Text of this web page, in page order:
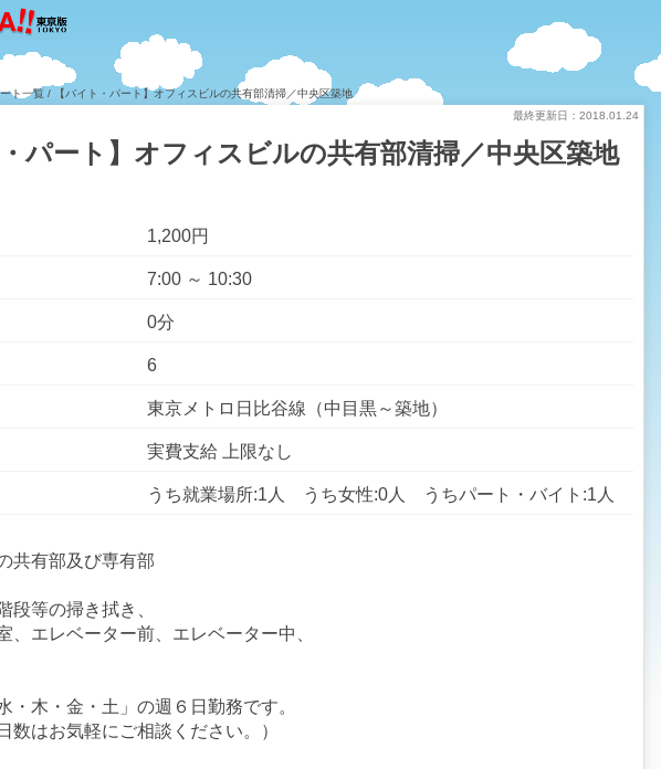
ト一覧 / 【バイト・パート】オフィスビルの共有部清掃／中央区築地
最終更新日：2018.01.24
・パート】オフィスビルの共有部清掃／中央区築地
1,200円
7:00 ～ 10:30
0分
6
東京メトロ日比谷線（中目黒～築地）
実費支給 上限なし
うち就業場所:1人 うち女性:0人 うちパート・バイト:1人
共有部及び専有部
段等の掃き拭き、
、エレベーター前、エレベーター中、
・木・金・土」の週６日勤務です。
はお気軽にご相談ください。）